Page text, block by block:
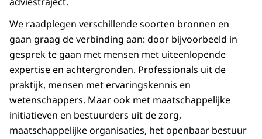
We raadplegen verschillende soorten bronnen en
gaan graag de verbinding aan: door bijvoorbeeld in
gesprek te gaan met mensen met uiteenlopende
expertise en achtergronden. Professionals uit de
praktijk, mensen met ervaringskennis en
wetenschappers. Maar ook met maatschappelijke
initiatieven en bestuurders uit de zorg,
maatschappelijke organisaties, het openbaar bestuur